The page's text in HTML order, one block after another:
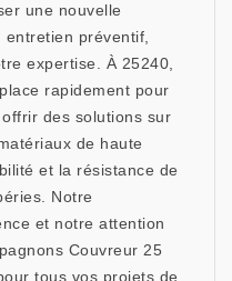
une nouvelle
préventif,
expertise. À 25240,
rapidement pour
des solutions sur
de haute
et la résistance de
Notre
et notre attention
Couvreur 25
tous vos projets de